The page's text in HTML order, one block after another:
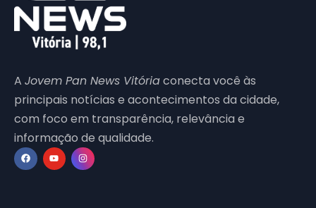
A Jovem Pan News Vitóriaconecta você às
principais notícias e acontecimentos da cidade,
com foco em transparência, relevância e
informação de qualidade.